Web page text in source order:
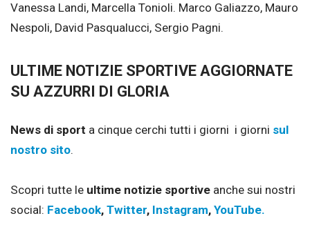
Vanessa Landi, Marcella Tonioli. Marco Galiazzo, Mauro
Nespoli, David Pasqualucci, Sergio Pagni.
ULTIME NOTIZIE SPORTIVE AGGIORNATE
SU AZZURRI DI GLORIA
News di sport a cinque cerchi tutti i giorni i giorni sul
nostro sito.
Scopri tutte le ultime notizie sportive anche sui nostri
social: Facebook, Twitter, Instagram, YouTube.